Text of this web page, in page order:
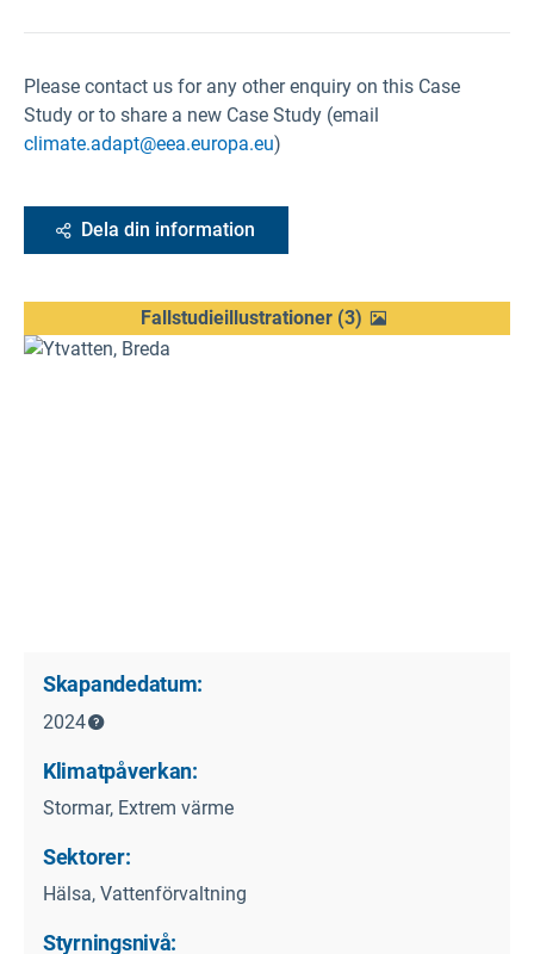
Please contact us for any other enquiry on this Case
Study or to share a new Case Study (email
climate.adapt@eea.europa.eu)
Dela din information
Fallstudieillustrationer(3)
Skapandedatum:
2024
Klimatpåverkan:
Stormar, Extrem värme
Sektorer:
Hälsa, Vattenförvaltning
Styrningsnivå: